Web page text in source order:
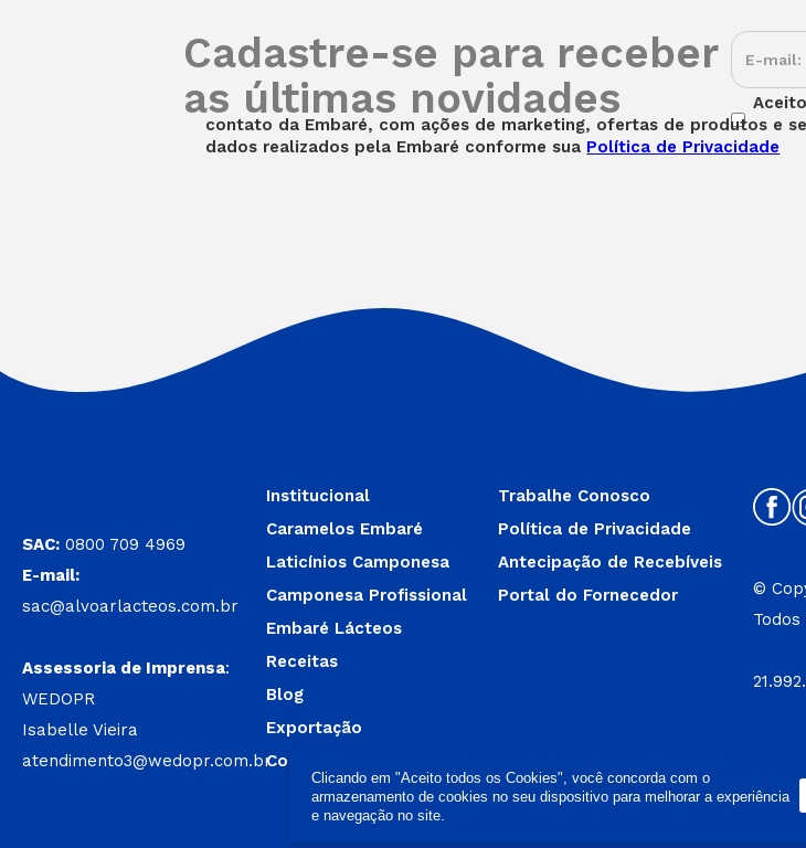
Cadastre-se para receber
as últimas novidades
contato da Embaré, com ações de marketing, ofertas de produtos e
dados realizados pela Embaré conforme sua Política de Privacidade
SAC: 0800 709 4969
E-mail:
sac@alvoarlacteos.com.br
Assessoria de Imprensa:
WEDOPR
Isabelle Vieira
atendimento3@wedopr.com.br
Institucional
Caramelos Embaré
Laticínios Camponesa
Camponesa Profissional
Embaré Lácteos
Receitas
Blog
Exportação
Contato
Trabalhe Conosco
Política de Privacidade
Antecipação de Recebíveis
Portal do Fornecedor
©
Clicando em "Aceito todos os Cookies", você concorda com o
armazenamento de cookies no seu dispositivo para melhorar a experiência
e navegação no site.